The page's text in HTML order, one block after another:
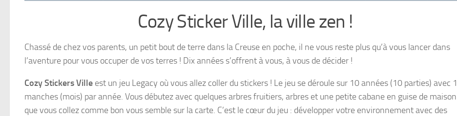
Cozy Sticker Ville, la ville zen !
Chassé de chez vos parents, un petit bout de terre dans la Creuse en poche, il ne vous reste plus qu’à vous lancer dans
l’aventure pour vous occuper de vos terres ! Dix années s’offrent à vous, à vous de décider !
Cozy Stickers Ville est un jeu Legacy où vous allez coller du stickers ! Le jeu se déroule sur 10 années (10 parties) avec
manches (mois) par année. Vous débutez avec quelques arbres fruitiers, arbres et une petite cabane en guise de maison
que vous collez comme bon vous semble sur la carte. C’est le cœur du jeu : développer votre environnement avec des